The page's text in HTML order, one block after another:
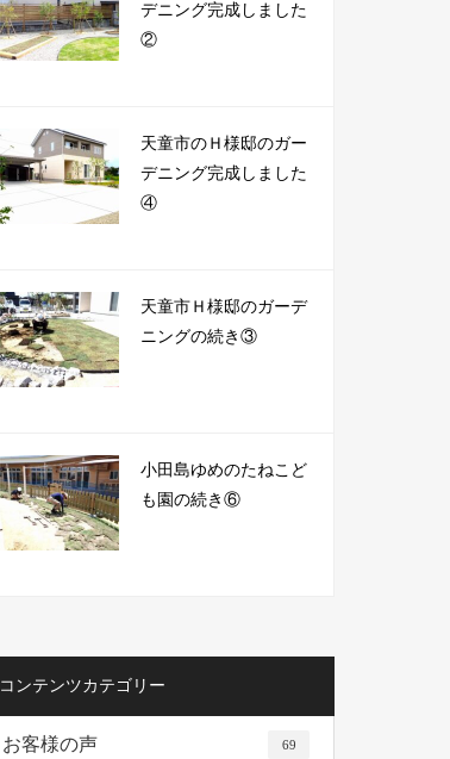
デニング完成しました
②
天童市のＨ様邸のガー
デニング完成しました
④
天童市Ｈ様邸のガーデ
ニングの続き③
小田島ゆめのたねこど
も園の続き⑥
コンテンツカテゴリー
お客様の声 69